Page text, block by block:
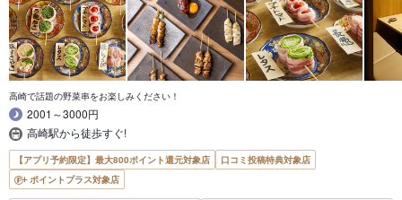
高崎で話題の野菜串をお楽しみください！
2001～3000円
高崎駅から徒歩すぐ!
【アプリ予約限定】最大800ポイント還元対象店
口コミ投稿特典対象店
ポイントプラス対象店